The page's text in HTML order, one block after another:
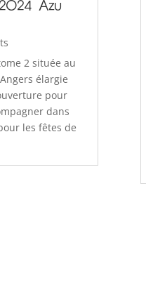
Azu
2 située au
élargie
pour
dans
les fêtes de